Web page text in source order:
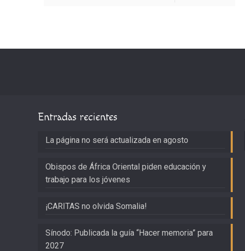
Entradas recientes
La página no será actualizada en agosto
Obispos de África Oriental piden educación y
trabajo para los jóvenes
¡CARITAS no olvida Somalia!
Sínodo: Publicada la guía “Hacer memoria” para
2027